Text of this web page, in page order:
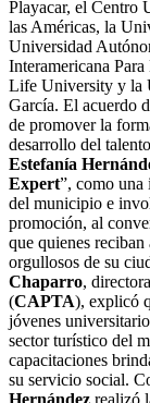
Playacar, el Centro
las Américas, la
Universidad
Interamericana
Life University y la
García. El acuerdo
de promover la
desarrollo del
Estefanía
Expert”, como una
del municipio e
promoción, al
que quienes reciban
orgullosos de su
Chaparro,
(CAPTA), explicó
jóvenes
sector turístico del
capacitaciones
su servicio social.
Hernández realizó